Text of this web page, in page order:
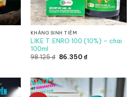
KHÁNG SINH TIÊM
LIKE T. ENRO 100 (10%) – chai
100ml
98.125₫ Giá
86.350₫Giá
86.350 ₫.